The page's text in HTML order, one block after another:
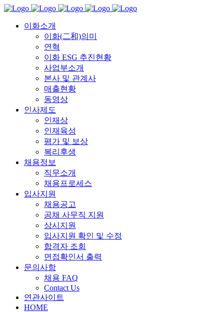
이화소개
이화(二和)의미
연혁
이화 ESG 추진현황
사업부소개
본사 및 관계사
매출현황
동영상
인사제도
인재상
인재육성
평가 및 보상
복리후생
채용정보
직무소개
채용프로세스
입사지원
채용공고
공채 사무직 지원
상시지원
입사지원 확인 및 수정
합격자 조회
면접확인서 출력
문의사항
채용 FAQ
Contact Us
연관사이트
HOME